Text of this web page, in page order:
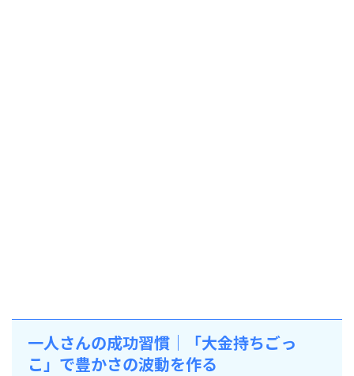
一人さんの成功習慣｜「大金持ちごっ
こ」で豊かさの波動を作る